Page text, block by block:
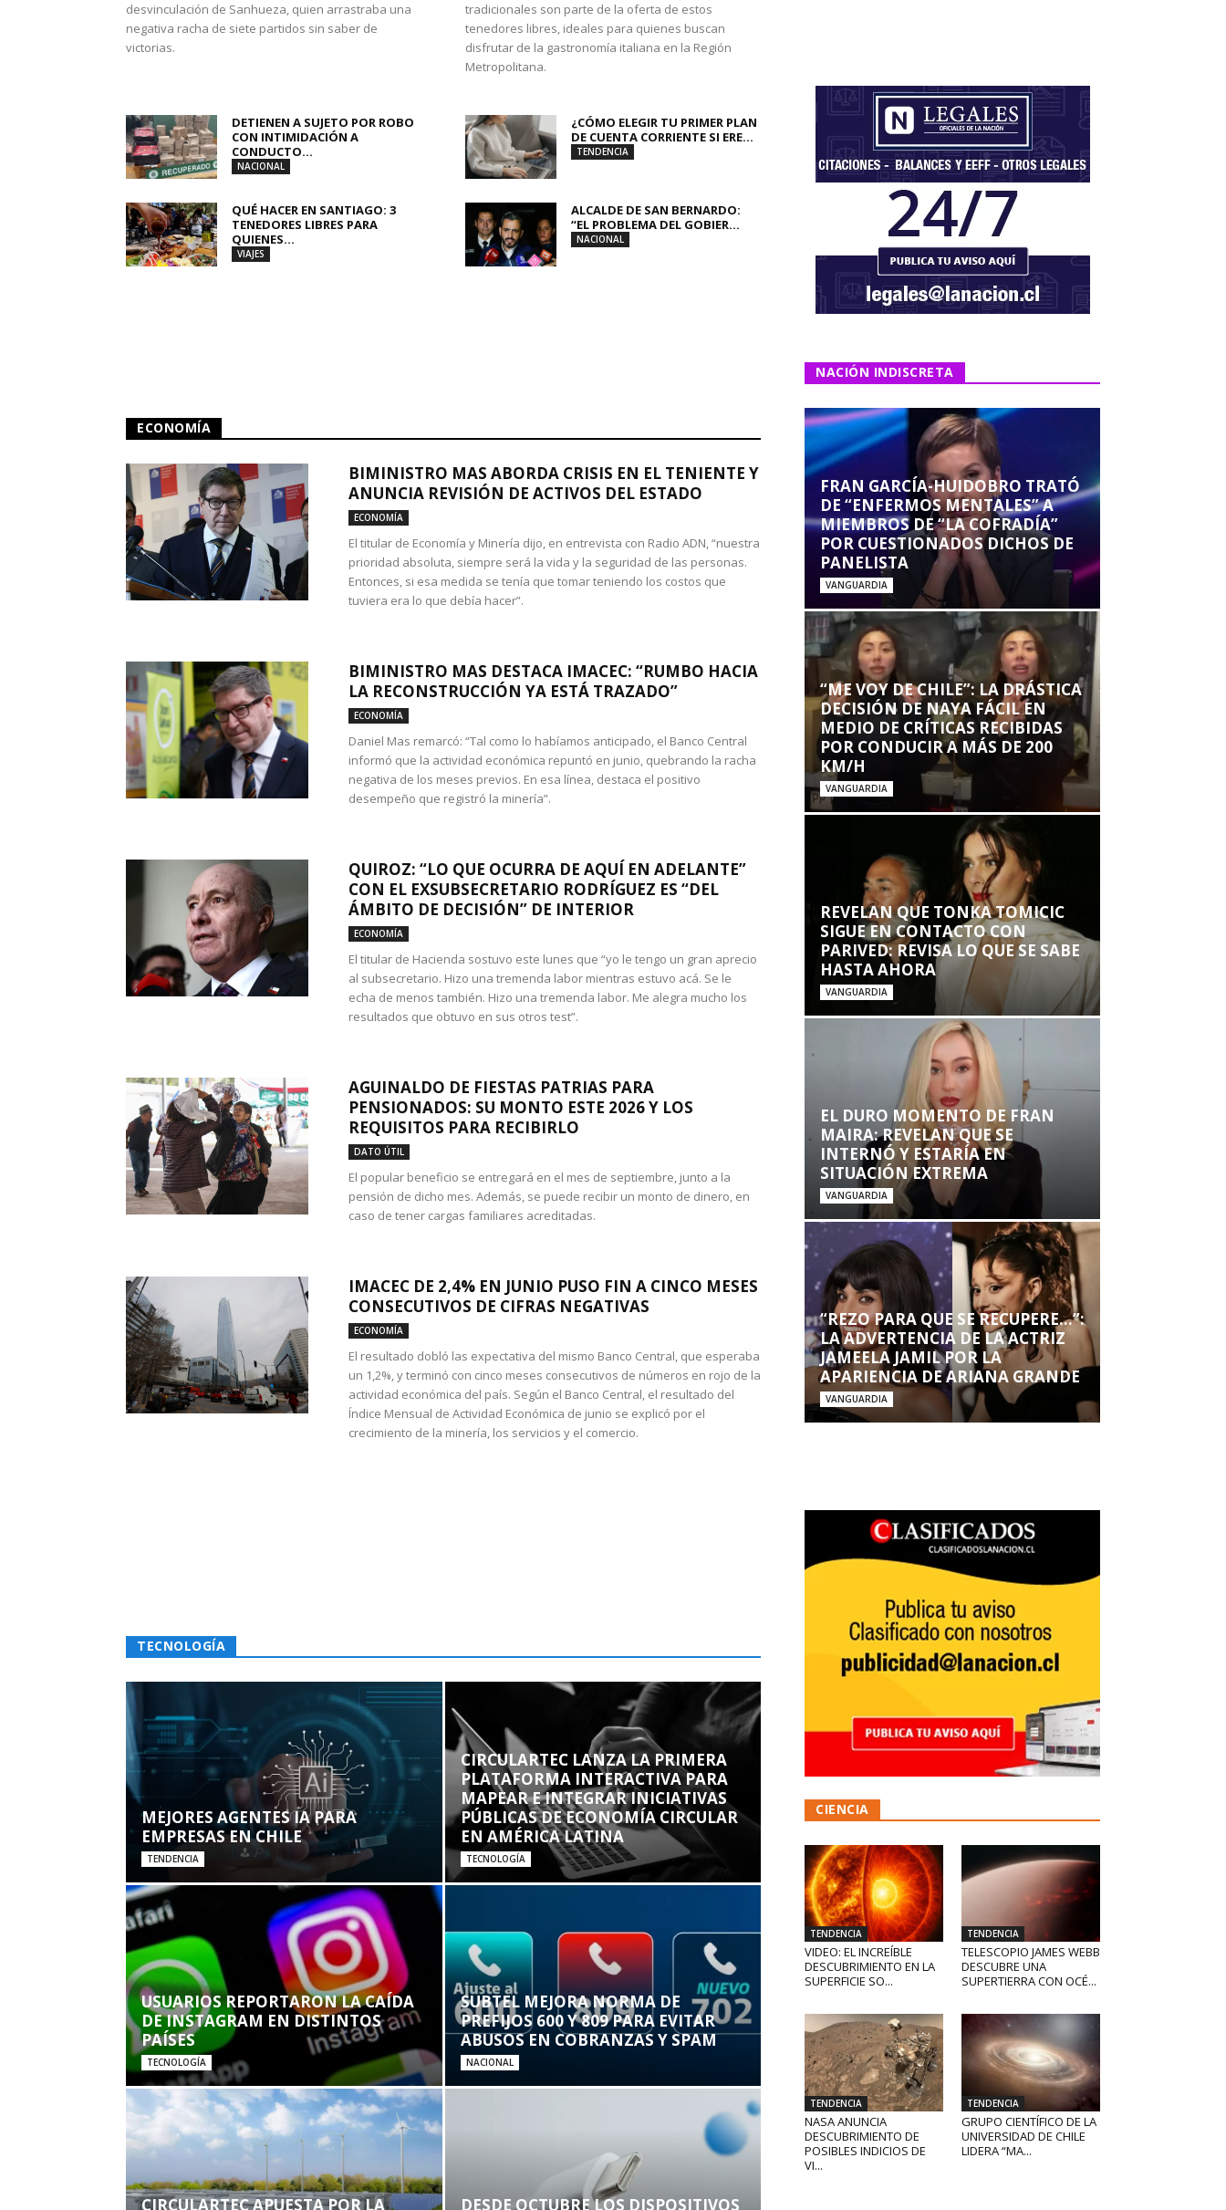
desvinculación de Sanhueza, quien arrastraba una
negativa racha de siete partidos sin saber de
victorias.
tradicionales son parte de la oferta de estos
tenedores libres, ideales para quienes buscan
disfrutar de la gastronomía italiana en la Región
Metropolitana.
DETIENEN A SUJETO POR ROBO
CON INTIMIDACIÓN A
CONDUCTO...
NACIONAL
¿CÓMO ELEGIR TU PRIMER PLAN
DE CUENTA CORRIENTE SI ERE...
TENDENCIA
QUÉ HACER EN SANTIAGO: 3
TENEDORES LIBRES PARA
QUIENES...
VIAJES
ALCALDE DE SAN BERNARDO:
“EL PROBLEMA DEL GOBIER...
NACIONAL
ECONOMÍA
BIMINISTRO MAS ABORDA CRISIS EN EL TENIENTE Y
ANUNCIA REVISIÓN DE ACTIVOS DEL ESTADO
ECONOMÍA
El titular de Economía y Minería dijo, en entrevista con Radio ADN, “nuestra
prioridad absoluta, siempre será la vida y la seguridad de las personas.
Entonces, si esa medida se tenía que tomar teniendo los costos que
tuviera era lo que debía hacer”.
BIMINISTRO MAS DESTACA IMACEC: “RUMBO HACIA
LA RECONSTRUCCIÓN YA ESTÁ TRAZADO”
ECONOMÍA
Daniel Mas remarcó: “Tal como lo habíamos anticipado, el Banco Central
informó que la actividad económica repuntó en junio, quebrando la racha
negativa de los meses previos. En esa línea, destaca el positivo
desempeño que registró la minería”.
QUIROZ: “LO QUE OCURRA DE AQUÍ EN ADELANTE”
CON EL EXSUBSECRETARIO RODRÍGUEZ ES “DEL
ÁMBITO DE DECISIÓN” DE INTERIOR
ECONOMÍA
El titular de Hacienda sostuvo este lunes que “yo le tengo un gran aprecio
al subsecretario. Hizo una tremenda labor mientras estuvo acá. Se le
echa de menos también. Hizo una tremenda labor. Me alegra mucho los
resultados que obtuvo en sus otros test”.
AGUINALDO DE FIESTAS PATRIAS PARA
PENSIONADOS: SU MONTO ESTE 2026 Y LOS
REQUISITOS PARA RECIBIRLO
DATO ÚTIL
El popular beneficio se entregará en el mes de septiembre, junto a la
pensión de dicho mes. Además, se puede recibir un monto de dinero, en
caso de tener cargas familiares acreditadas.
IMACEC DE 2,4% EN JUNIO PUSO FIN A CINCO MESES
CONSECUTIVOS DE CIFRAS NEGATIVAS
ECONOMÍA
El resultado dobló las expectativa del mismo Banco Central, que esperaba
un 1,2%, y terminó con cinco meses consecutivos de números en rojo de la
actividad económica del país. Según el Banco Central, el resultado del
Índice Mensual de Actividad Económica de junio se explicó por el
crecimiento de la minería, los servicios y el comercio.
TECNOLOGÍA
MEJORES AGENTES IA PARA
EMPRESAS EN CHILE
TENDENCIA
CIRCULARTEC LANZA LA PRIMERA
PLATAFORMA INTERACTIVA PARA
MAPEAR E INTEGRAR INICIATIVAS
PÚBLICAS DE ECONOMÍA CIRCULAR
EN AMÉRICA LATINA
TECNOLOGÍA
USUARIOS REPORTARON LA CAÍDA
DE INSTAGRAM EN DISTINTOS
PAÍSES
TECNOLOGÍA
SUBTEL MEJORA NORMA DE
PREFIJOS 600 Y 809 PARA EVITAR
ABUSOS EN COBRANZAS Y SPAM
NACIONAL
CIRCULARTEC APUESTA POR LA DESDE OCTUBRE LOS DISPOSITIVOS
NACIÓN INDISCRETA
FRAN GARCÍA-HUIDOBRO TRATÓ
DE “ENFERMOS MENTALES” A
MIEMBROS DE “LA COFRADÍA”
POR CUESTIONADOS DICHOS DE
PANELISTA
VANGUARDIA
“ME VOY DE CHILE”: LA DRÁSTICA
DECISIÓN DE NAYA FÁCIL EN
MEDIO DE CRÍTICAS RECIBIDAS
POR CONDUCIR A MÁS DE 200
KM/H
VANGUARDIA
REVELAN QUE TONKA TOMICIC
SIGUE EN CONTACTO CON
PARIVED: REVISA LO QUE SE SABE
HASTA AHORA
VANGUARDIA
EL DURO MOMENTO DE FRAN
MAIRA: REVELAN QUE SE
INTERNÓ Y ESTARÍA EN
SITUACIÓN EXTREMA
VANGUARDIA
“REZO PARA QUE SE RECUPERE…”:
LA ADVERTENCIA DE LA ACTRIZ
JAMEELA JAMIL POR LA
APARIENCIA DE ARIANA GRANDE
VANGUARDIA
CIENCIA
TENDENCIA
VIDEO: EL INCREÍBLE
DESCUBRIMIENTO EN LA
SUPERFICIE SO...
TENDENCIA
TELESCOPIO JAMES WEBB
DESCUBRE UNA
SUPERTIERRA CON OCÉ...
TENDENCIA
NASA ANUNCIA
DESCUBRIMIENTO DE
POSIBLES INDICIOS DE
VI...
TENDENCIA
GRUPO CIENTÍFICO DE LA
UNIVERSIDAD DE CHILE
LIDERA “MA...